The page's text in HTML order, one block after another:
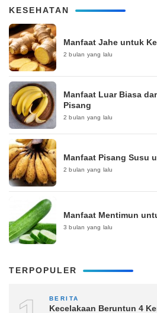
KESEHATAN
Manfaat Jahe untuk
2 bulan yang lalu
Manfaat Luar Biasa
Pisang
2 bulan yang lalu
Manfaat Pisang Susu
2 bulan yang lalu
Manfaat Mentimun
3 bulan yang lalu
TERPOPULER
BERITA
Kecelakaan Beruntun 4